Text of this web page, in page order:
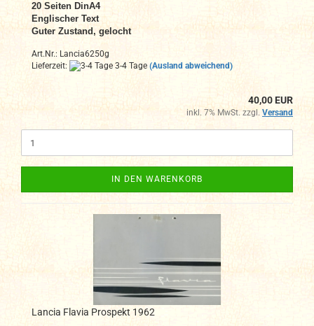
20 Seiten DinA4
Englischer Text
Guter Zustand, gelocht
Art.Nr.: Lancia6250g
Lieferzeit:
3-4 Tage (Ausland abweichend)
40,00 EUR
inkl. 7% MwSt. zzgl. Versand
IN DEN WARENKORB
Lancia Flavia Prospekt 1962